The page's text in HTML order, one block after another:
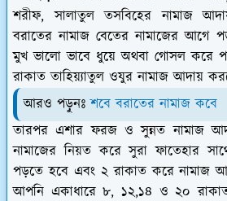
শরীফ, সালাতুল তসবিহের নামাজ
বরাতের নামাজ বেতের নামাজের আগে
মুখ ভালো ভাবে ধুয়ে অথবা গোসল করে
রাকাত তাহিয়্যাতুল ওযুর নামাজ আদায়
আরও পড়ুনঃশবে বরাতের নামাজ কবে
তারপর এশার ফরজ ও সুন্নত নামাজ
নামাজের নিয়ত করে সুরা ফাতেহার
পড়তে হবে এবং ২ রাকাত করে নামাজ
আপনি একাধারে ৮, ১২,১৪ ও ২০